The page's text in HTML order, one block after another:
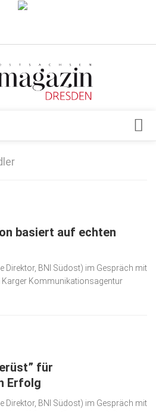
/ Ostsachsen
basiert auf echten
Direktor, BNI Südost) im Gespräch mit
Karger Kommunikationsagentur
für
Erfolg
Direktor, BNI Südost) im Gespräch mit